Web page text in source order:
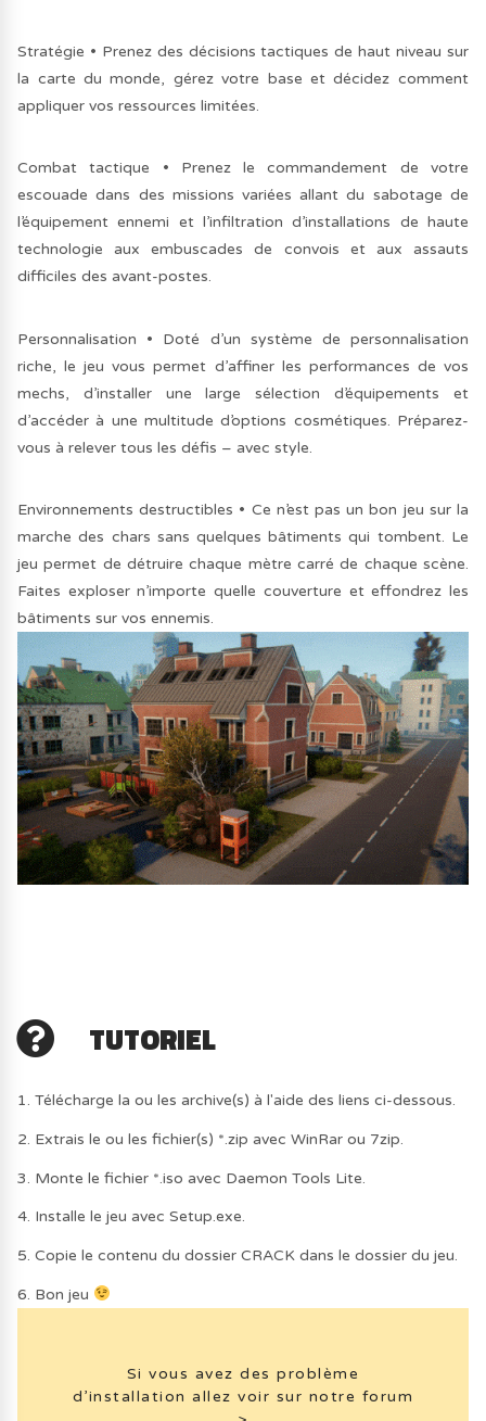
Stratégie • Prenez des décisions tactiques de haut niveau sur
la carte du monde, gérez votre base et décidez comment
appliquer vos ressources limitées.
Combat tactique • Prenez le commandement de votre
escouade dans des missions variées allant du sabotage de
l’équipement ennemi et l’infiltration d’installations de haute
technologie aux embuscades de convois et aux assauts
difficiles des avant-postes.
Personnalisation • Doté d’un système de personnalisation
riche, le jeu vous permet d’affiner les performances de vos
mechs, d’installer une large sélection d’équipements et
d’accéder à une multitude d’options cosmétiques. Préparez-
vous à relever tous les défis – avec style.
Environnements destructibles • Ce n’est pas un bon jeu sur la
marche des chars sans quelques bâtiments qui tombent. Le
jeu permet de détruire chaque mètre carré de chaque scène.
Faites exploser n’importe quelle couverture et effondrez les
bâtiments sur vos ennemis.
TUTORIEL
1. Télécharge la ou les archive(s) à l'aide des liens ci-dessous.
2. Extrais le ou les fichier(s) *.zip avec WinRar ou 7zip.
3. Monte le fichier *.iso avec Daemon Tools Lite.
4. Installe le jeu avec Setup.exe.
5. Copie le contenu du dossier CRACK dans le dossier du jeu.
6. Bon jeu
Si vous avez des problème
d’installation allez voir sur notre forum